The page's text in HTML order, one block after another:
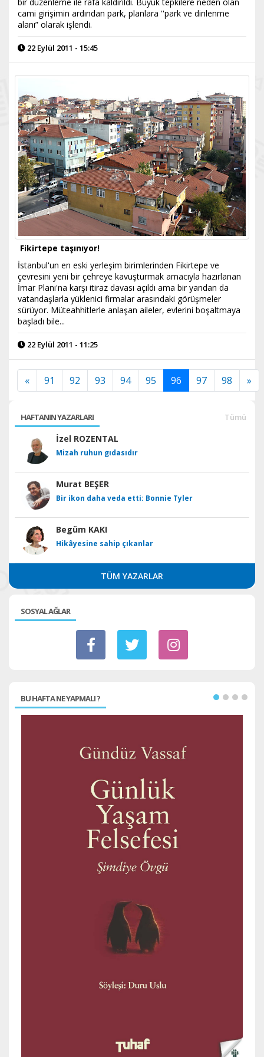
cami girişimin ardından park, planlara ''park ve dinlenme
alanı” olarak işlendi.
22 Eylül 2011 - 15:45
Fikirtepe taşınıyor!
İstanbul'un en eski yerleşim birimlerinden Fikirtepe ve
çevresini yeni bir çehreye kavuşturmak amacıyla hazırlanan
İmar Planı'na karşı itiraz davası açıldı ama bir yandan da
vatandaşlarla yüklenici firmalar arasındaki görüşmeler
sürüyor. Müteahhitlerle anlaşan aileler, evlerini boşaltmaya
başladı bile...
22 Eylül 2011 - 11:25
« 91 92 93 94 95 96 97 98 »
HAFTANIN YAZARLARI Tümü
İzel ROZENTAL
Mizah ruhun gıdasıdır
Murat BEŞER
Bir ikon daha veda etti: Bonnie Tyler
Begüm KAKI
Hikâyesine sahip çıkanlar
TÜM YAZARLAR
SOSYAL AĞLAR
BU HAFTA NE YAPMALI ?